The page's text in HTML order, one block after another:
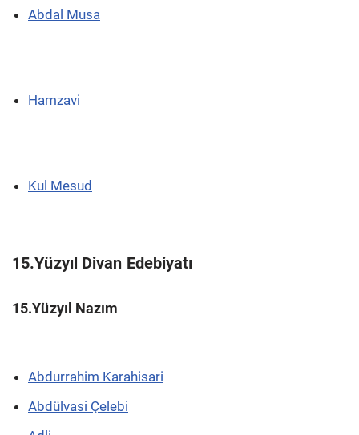
Abdal Musa
Hamzavi
Kul Mesud
15.Yüzyıl Divan Edebiyatı
15.Yüzyıl Nazım
Abdurrahim Karahisari
Abdülvasi Çelebi